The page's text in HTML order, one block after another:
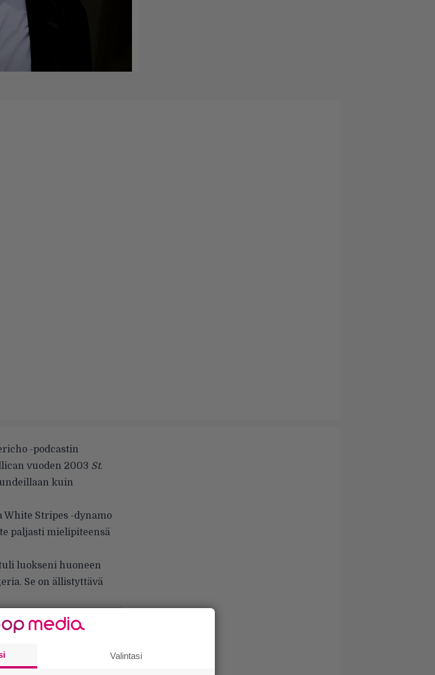
-podcastin
vuoden 2003 St.
kuin
White Stripes -dynamo
paljasti mielipiteensä
luokseni huoneen
Se on ällistyttävä
Valintasi